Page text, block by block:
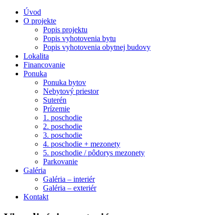
Úvod
O projekte
Popis projektu
Popis vyhotovenia bytu
Popis vyhotovenia obytnej budovy
Lokalita
Financovanie
Ponuka
Ponuka bytov
Nebytový priestor
Suterén
Prízemie
1. poschodie
2. poschodie
3. poschodie
4. poschodie + mezonety
5. poschodie / pôdorys mezonety
Parkovanie
Galéria
Galéria – interiér
Galéria – exteriér
Kontakt